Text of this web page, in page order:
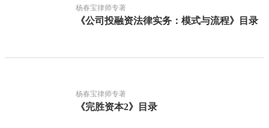
杨春宝律师专著
《公司投融资法律实务：模式与流程》目录
杨春宝律师专著
《完胜资本2》目录